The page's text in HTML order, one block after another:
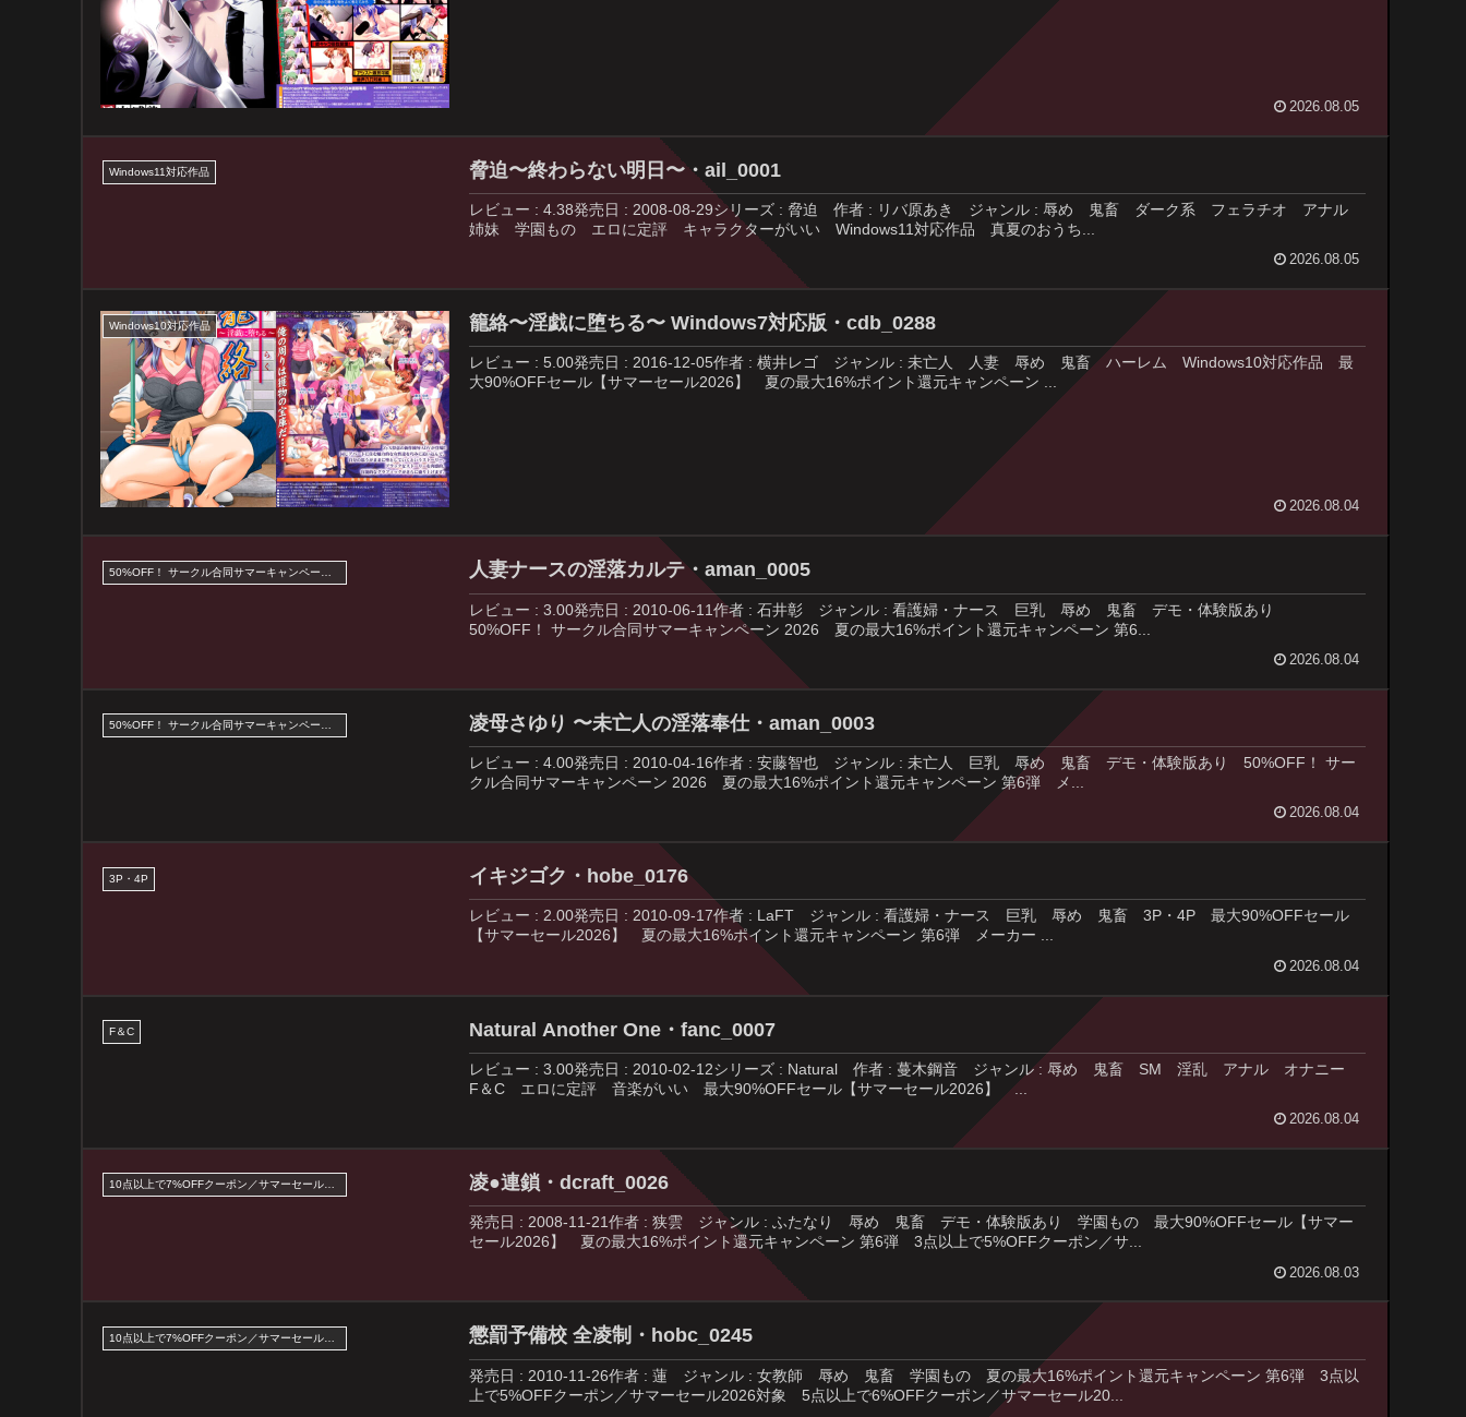
2026.08.05
Windows11対応作品 脅迫〜終わらない明日〜・ail_0001
レビュー : 4.38発売日 : 2008-08-29シリーズ : 脅迫 作者 : リバ原あき ジャンル : 辱め 鬼畜 ダーク系 フェラチオ アナル
姉妹 学園もの エロに定評 キャラクターがいい Windows11対応作品 真夏のおうち...
2026.08.05
Windows10対応作品 籠絡〜淫戯に堕ちる〜 Windows7対応版・cdb_0288
レビュー : 5.00発売日 : 2016-12-05作者 : 横井レゴ ジャンル : 未亡人 人妻 辱め 鬼畜 ハーレム Windows10対応作品 最
大90%OFFセール【サマーセール2026】 夏の最大16%ポイント還元キャンペーン ...
2026.08.04
人妻ナースの淫落カルテ・aman_0005
レビュー : 3.00発売日 : 2010-06-11作者 : 石井彰 ジャンル : 看護婦・ナース 巨乳 辱め 鬼畜 デモ・体験版あり
50%OFF！ サークル合同サマーキャンペーン 2026 夏の最大16%ポイント還元キャンペーン 第6...
2026.08.04
凌母さゆり 〜未亡人の淫落奉仕・aman_0003
レビュー : 4.00発売日 : 2010-04-16作者 : 安藤智也 ジャンル : 未亡人 巨乳 辱め 鬼畜 デモ・体験版あり 50%OFF！ サー
クル合同サマーキャンペーン 2026 夏の最大16%ポイント還元キャンペーン 第6弾 メ...
2026.08.04
3P・4P イキジゴク・hobe_0176
レビュー : 2.00発売日 : 2010-09-17作者 : LaFT ジャンル : 看護婦・ナース 巨乳 辱め 鬼畜 3P・4P 最大90%OFFセール
【サマーセール2026】 夏の最大16%ポイント還元キャンペーン 第6弾 メーカー ...
2026.08.04
F＆C Natural Another One・fanc_0007
レビュー : 3.00発売日 : 2010-02-12シリーズ : Natural 作者 : 蔓木鋼音 ジャンル : 辱め 鬼畜 SM 淫乱 アナル オナニー
F＆C エロに定評 音楽がいい 最大90%OFFセール【サマーセール2026】 ...
2026.08.04
10点以上で7%OFFクーポン／サマーセール2026対象 凌●連鎖・dcraft_0026
発売日 : 2008-11-21作者 : 狭雲 ジャンル : ふたなり 辱め 鬼畜 デモ・体験版あり 学園もの 最大90%OFFセール【サマー
セール2026】 夏の最大16%ポイント還元キャンペーン 第6弾 3点以上で5%OFFクーポン／サ...
2026.08.03
懲罰予備校 全凌制・hobc_0245
発売日 : 2010-11-26作者 : 蓮 ジャンル : 女教師 辱め 鬼畜 学園もの 夏の最大16%ポイント還元キャンペーン 第6弾 3点以
上で5%OFFクーポン／サマーセール2026対象 5点以上で6%OFFクーポン／サマーセール20...